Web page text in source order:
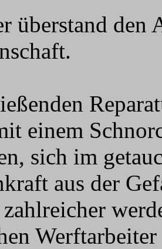
überstand
einem
sich im
aus der